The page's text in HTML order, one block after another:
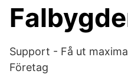
Support - Få ut
Företag